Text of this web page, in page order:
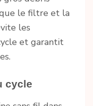
le filtre et la
les
et garantit
cycle